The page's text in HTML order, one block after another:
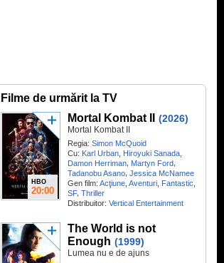
Filme de urmărit la TV
HBO
20:00
Mortal Kombat II (2026)
Mortal Kombat II
Regia: Simon McQuoid
Cu: Karl Urban Hiroyuki Sanada
Damon Herriman, Martyn Ford,
Tadanobu Asano, Jessica McNamee
Gen film: Acţiune Aventuri Fantastic
SF, Thriller
Distribuitor: Vertical Entertainment
The World is not
Enough (1999)
Lumea nu e de ajuns